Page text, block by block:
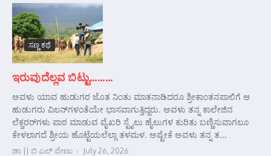
ಸಣ್ಣ ಕಥೆ
ಇರುವುದೆಲ್ಲವ ಬಿಟ್ಟು………
ಅವಳು ಯಾವ ಹುಡುಗರ ಜೊತ ನಿಂತು ಮಾತನಾಡಿದರೂ ಶ್ರೀಕಾಂತನಪಾಲಿಗೆ ಆ
ಹುಡುಗರು ವಿಲನ್‌ಗಳಂತೆಯೇ ಭಾಸವಾಗುತ್ತಿದ್ದರು. ಅವಳು ತನ್ನ ಕಾಲೇಜಿನ
ಲೆಕ್ಚರರ್‌ಗಳು ಪಾಠ ಮಾಡುವ ವೈಖರಿ ಸ್ಟೈಲು ಹೈಲುಗಳ ಕುರಿತು ಬಣ್ಣಿಸುವಾಗಲೂ
ಕೇಳಲಾಗದೆ ಶ್ರೀಯ ಹೊಟ್ಟೆಯಲೆಲ್ಲಾ ತಳಮಳ. ಅಷ್ಟೇಕೆ ಅವಳು ತನ್ನ ತ...
ಡಾ || ಬಿ ಎಲ್ ವೇಣು July 26, 2026